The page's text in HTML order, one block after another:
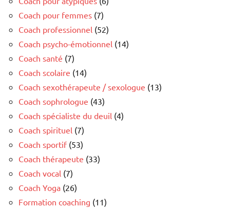
Coach pour femmes (7)
Coach professionnel (52)
Coach psycho-émotionnel (14)
Coach santé (7)
Coach scolaire (14)
Coach sexothérapeute / sexologue (13)
Coach sophrologue (43)
Coach spécialiste du deuil (4)
Coach spirituel (7)
Coach sportif(53)
Coach thérapeute (33)
Coach vocal (7)
Coach Yoga (26)
Formation coaching (11)